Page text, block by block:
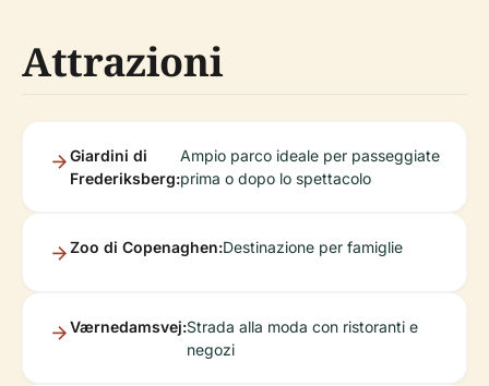
Attrazioni
Giardini di
Frederiksberg:
Ampio parco ideale per passeggiate
prima o dopo lo spettacolo
Zoo di Copenaghen:Destinazione per famiglie
Værnedamsvej:Strada alla moda con ristoranti e
negozi